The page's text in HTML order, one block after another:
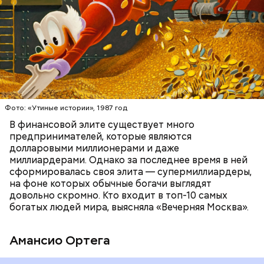
Фото: «Утиные истории», 1987 год
В финансовой элите существует много
предпринимателей, которые являются
долларовыми миллионерами и даже
миллиардерами. Однако за последнее время в ней
сформировалась своя элита — супермиллиардеры,
на фоне которых обычные богачи выглядят
довольно скромно. Кто входит в топ-10 самых
богатых людей мира, выясняла «Вечерняя Москва».
Амансио Ортега
Фото: Shutterstock
БОГАТСТВО
БИЗНЕС
ПРЕДПРИНИМАТЕЛИ
МИЛЛИАРДЕРЫ
ДЕНЬГИ
Люсиль Рандон (118 лет)
Фото: public domain